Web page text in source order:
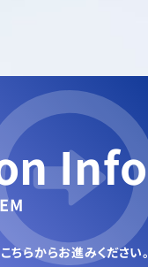
Info
こちらからお進みください。